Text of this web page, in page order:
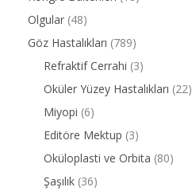
Olgular (48)
Göz Hastalıkları (789)
Refraktif Cerrahi (3)
Oküler Yüzey Hastalıkları (22)
Miyopi (6)
Editöre Mektup (3)
Oküloplasti ve Orbita (80)
Şaşılık (36)